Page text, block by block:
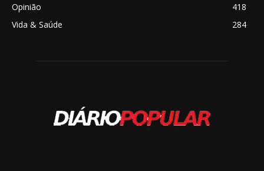
Opinião
418
Vida & Saúde
284